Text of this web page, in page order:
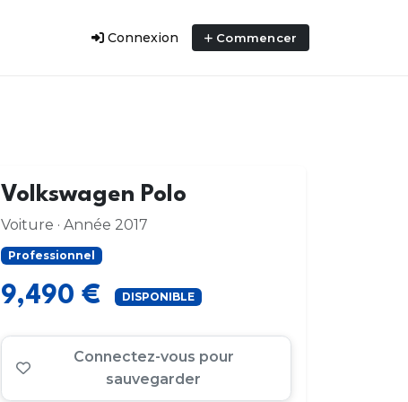
Connexion Commencer
Volkswagen Polo
Voiture · Année 2017
Professionnel
9,490 € DISPONIBLE
Connectez-vous pour
sauvegarder